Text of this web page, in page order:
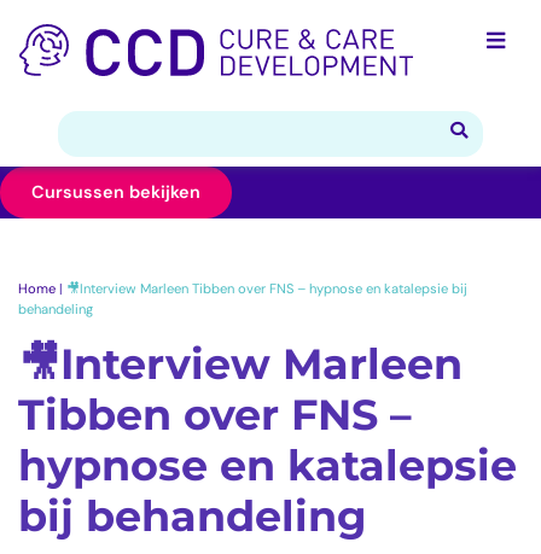
Cursussen bekijken
Home | 🎥Interview Marleen Tibben over FNS – hypnose en katalepsie bij
behandeling
🎥Interview Marleen
Tibben over FNS –
hypnose en katalepsie
bij behandeling